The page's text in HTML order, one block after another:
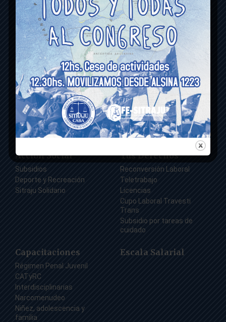
Quienes somos
Quienes somos
Comisión Directiva
Comisiones Internas
Congresales
Comisiones de Trabajo
Vida institucional
Gestión Sitraju
Gremiales
Paritarias
Confirmaciones en los
cargos
Condiciones laborales
Ganancias
Fondo compensador
Previsional
Comisión Interpretadora
CCT
Inteligencia Artificial – IA
Obra social
Actividades gremiales
Acción Social
Subsidios
Deporte y Recreación
Sitraju Solidario
Tus Derechos
Reconversión Laboral
Teletrabajo
Licencias
Cupo Laboral Travesti
Trans
Subsidio por tareas de
cuidado
Capacitaciones
Régimen Penal Juvenil
CATyRC
Interdisciplinarias
Narcomenudeo
Niñez, adolescencia y
familia
Escala Salarial